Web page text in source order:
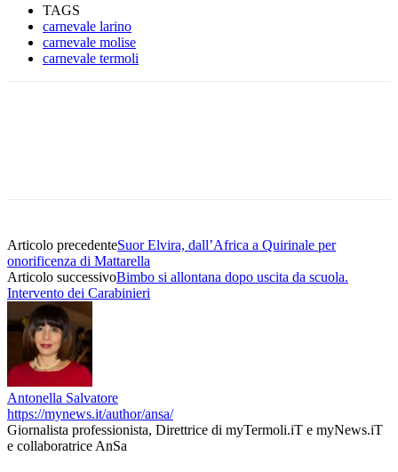
TAGS
carnevale larino
carnevale molise
carnevale termoli
Articolo precedenteSuor Elvira, dall’Africa a Quirinale per
onorificenza di Mattarella
Articolo successivoBimbo si allontana dopo uscita da scuola.
Intervento dei Carabinieri
Antonella Salvatore
https://mynews.it/author/ansa/
Giornalista professionista, Direttrice di myTermoli.iT e myNews.iT
e collaboratrice AnSa